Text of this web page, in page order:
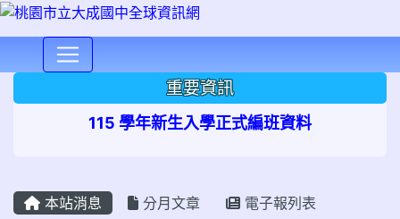
重要資訊
115 學年新生入學正式編班資料
本站消息 分月文章 電子報列表